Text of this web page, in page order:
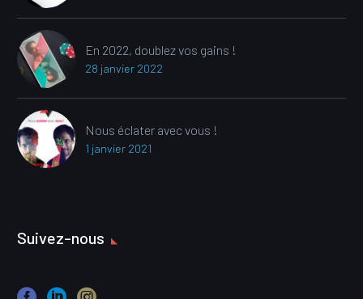
En 2022, doublez vos gains !
28 janvier 2022
Nous éclater avec vous !
1 janvier 2021
Suivez-nous